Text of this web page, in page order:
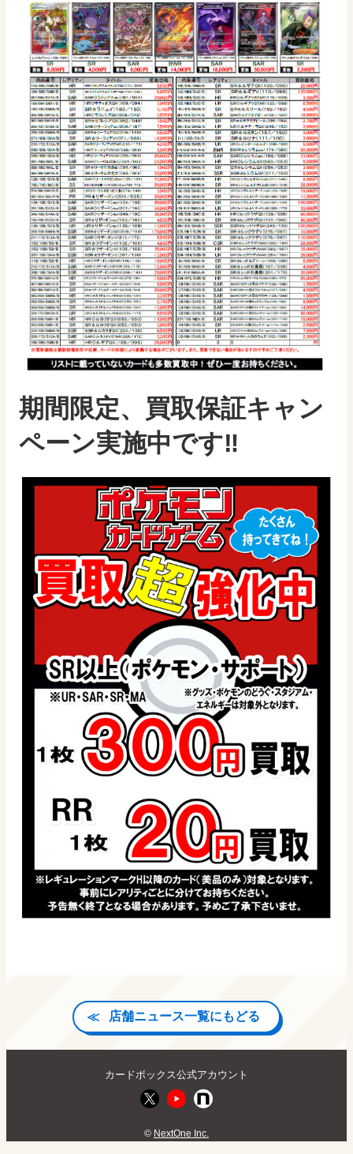
期間限定、買取保証キャン
ペーン実施中です‼
店舗ニュース一覧にもどる
カードボックス公式アカウント
© NextOne Inc.